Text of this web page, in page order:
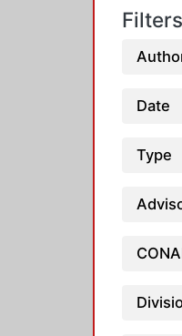
Filters
Date
Type